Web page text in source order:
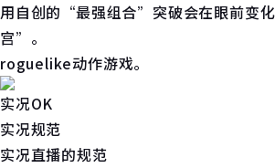
用自创的“最强组合”突破会在眼前变
宫”。
roguelike动作游戏。
实况OK
实况规范
实况直播的规范